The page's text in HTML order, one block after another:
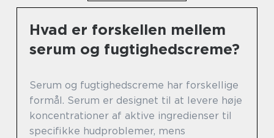
Hvad er forskellen mellem
serum og fugtighedscreme?
Serum og fugtighedscreme har forskellige
formål. Serum er designet til at levere høje
koncentrationer af aktive ingredienser til
specifikke hudproblemer, mens